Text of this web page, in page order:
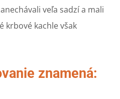
veľa sadzí a mali
krbové kachle však
znamená: